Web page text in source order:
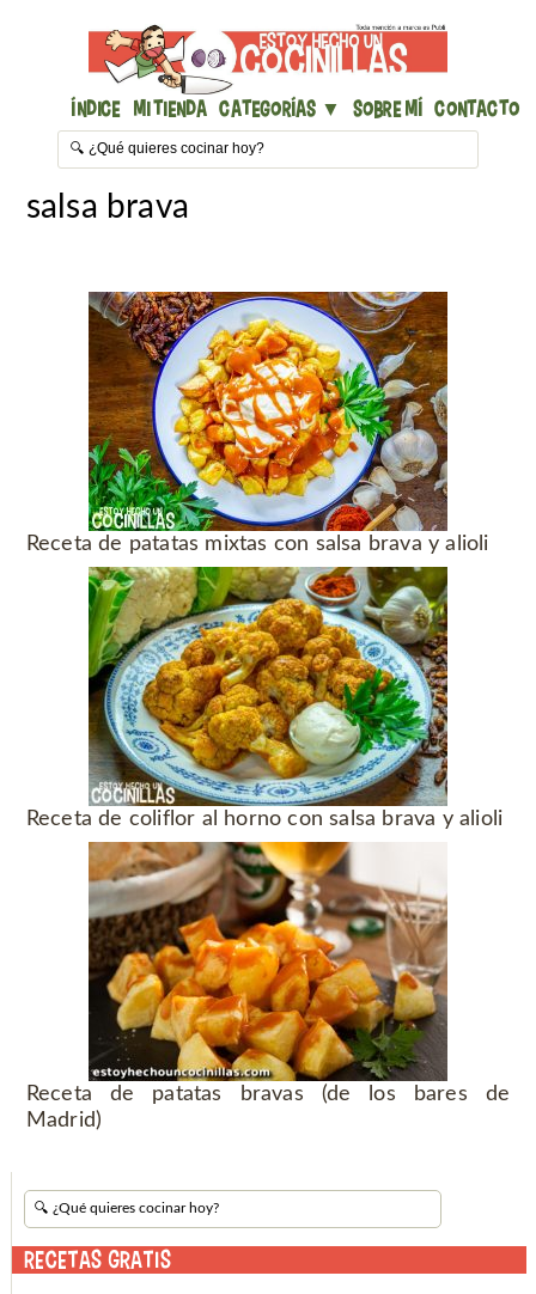
Índice Mi Tienda Categorías ▼ Sobre mí Contacto
salsa brava
Receta de patatas mixtas con salsa brava y alioli
Receta de coliflor al horno con salsa brava y alioli
Receta de patatas bravas (de los bares de
Madrid)
RECETAS GRATIS